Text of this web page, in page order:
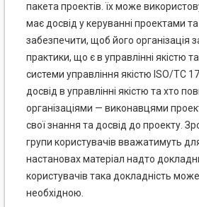
пакета проектів. їх може
має досвід у керуванні проектами
забезпечити, щоб його організація
практики, що є в управлінні якістю
системи управління якістю ISO/TC
досвід в управлінні якістю та хто
організаціями — виконавцями
свої знання та досвід до проекту.
групи користувачів вважатимуть
настановах матеріал надто
користувачів така докладність
необхідною.